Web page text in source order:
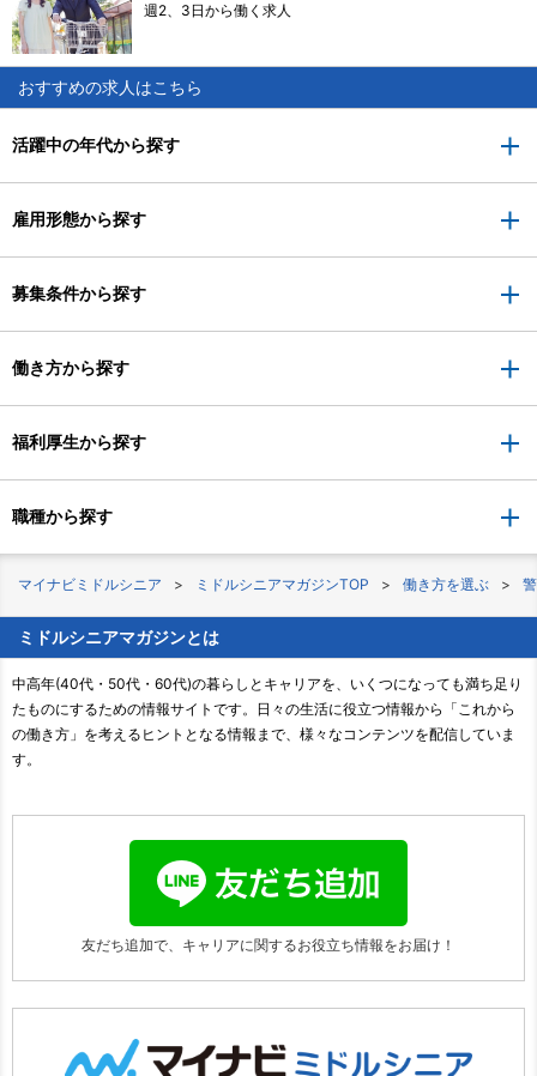
週2、3日から働く求人
おすすめの求人はこちら
活躍中の年代から探す
雇用形態から探す
募集条件から探す
働き方から探す
福利厚生から探す
職種から探す
マイナビミドルシニア ミドルシニアマガジンTOP 働き方を選ぶ
ミドルシニアマガジンとは
中高年(40代・50代・60代)の暮らしとキャリアを、いくつになっても満ち足り
たものにするための情報サイトです。日々の生活に役立つ情報から「これから
の働き方」を考えるヒントとなる情報まで、様々なコンテンツを配信していま
す。
友だち追加で、キャリアに関するお役立ち情報をお届け！